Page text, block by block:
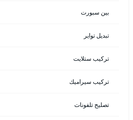
بين سبورت
تبديل تواير
تركيب ستلايت
تركيب سيراميك
تصليح تلفونات